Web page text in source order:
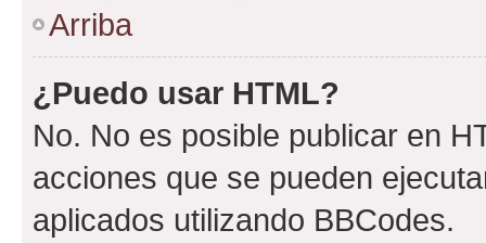
Arriba
¿Puedo usar HTML?
No. No es posible publicar en
acciones que se pueden
aplicados utilizando BBCodes.